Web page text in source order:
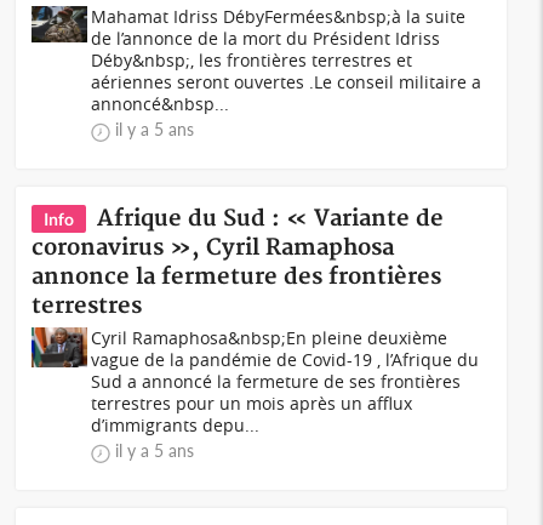
Mahamat Idriss DébyFermées&nbsp;à la suite
de l’annonce de la mort du Président Idriss
Déby&nbsp;, les frontières terrestres et
aériennes seront ouvertes .Le conseil militaire a
annoncé&nbsp...
il y a 5 ans
Info
Afrique du Sud : « Variante de
coronavirus », Cyril Ramaphosa
annonce la fermeture des frontières
terrestres
Cyril Ramaphosa&nbsp;En pleine deuxième
vague de la pandémie de Covid-19 , l’Afrique du
Sud a annoncé la fermeture de ses frontières
terrestres pour un mois après un afflux
d’immigrants depu...
il y a 5 ans